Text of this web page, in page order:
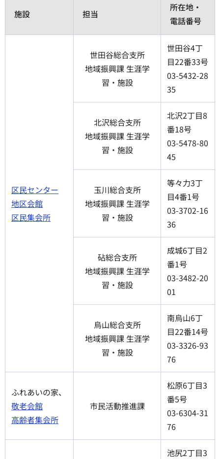
施設 担当
所在地・
電話番号
区民センター
地区会館
区民集会所
世田谷総合支所
地域振興課 生涯学
習・施設
世田谷4丁
目22番33号
03-5432-28
35
北沢総合支所
地域振興課 生涯学
習・施設
北沢2丁目8
番18号
03-5478-80
45
玉川総合支所
地域振興課 生涯学
習・施設
等々力3丁
目4番1号
03-3702-16
36
砧総合支所
地域振興課 生涯学
習・施設
成城6丁目2
番1号
03-3482-20
01
烏山総合支所
地域振興課 生涯学
習・施設
南烏山6丁
目22番14号
03-3326-93
76
ふれあいの家、
敬老会館
高齢者集会所
市民活動推進課
松原6丁目3
番5号
03-6304-31
76
池尻2丁目3